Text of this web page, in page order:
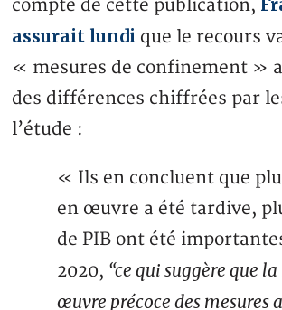
compte de cette publication,
assurait lundi que le recours
« mesures de confinement »
des différences chiffrées par
l’étude :
« Ils en concluent que
en œuvre a été tardive,
de PIB ont été
2020, “ce qui suggère que
œuvre précoce des mesures